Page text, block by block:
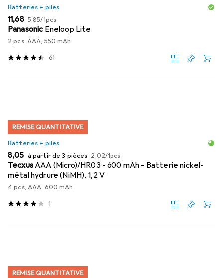
Batteries + piles
EUR
11,68 EUR
5,85/1pcs
Panasonic Eneloop Lite
2 pcs, AAA, 550 mAh
61
REMISE QUANTITATIVE
Batteries + piles
EUR
8,05 à partir de 3 pièces EUR
2,02/1pcs
TecxusAAA (Micro)/HR03 - 600 mAh - Batterie nickel-
métal hydrure (NiMH), 1,2 V
4 pcs, AAA, 600 mAh
1
REMISE QUANTITATIVE